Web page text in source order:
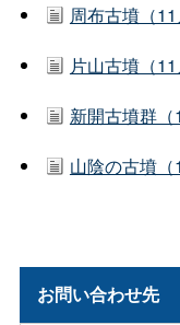
周布古墳（11
片山古墳（11
新開古墳群（
山陰の古墳（
お問い合わせ先